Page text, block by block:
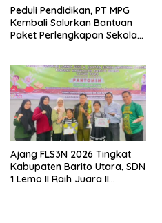
Peduli Pendidikan, PT MPG
Kembali Salurkan Bantuan
Paket Perlengkapan Sekolah
Ajang FLS3N 2026 Tingkat
Kabupaten Barito Utara, SDN
1 Lemo II Raih Juara II